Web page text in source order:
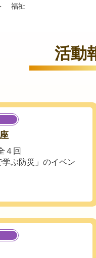
福祉
活動
４回
ぶ防災」のイベン